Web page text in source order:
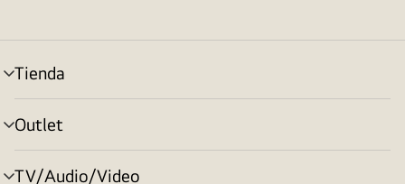
Tienda
Alternar
menú
Outlet
Alternar
menú
TV/Audio/Video